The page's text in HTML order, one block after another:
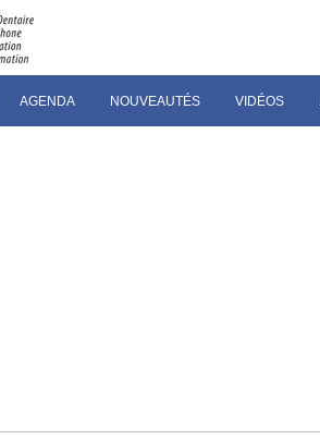
AGENDA NOUVEAUTÉS VIDÉOS